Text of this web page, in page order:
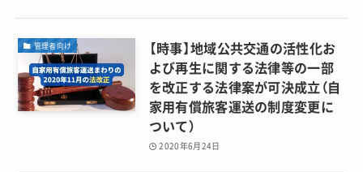
管理者向け
【時事】地域公共交通の活性化お
よび再生に関する法律等の一部
を改正する法律案が可決成立（自
家用有償旅客運送の制度変更に
ついて）
2020年6月24日